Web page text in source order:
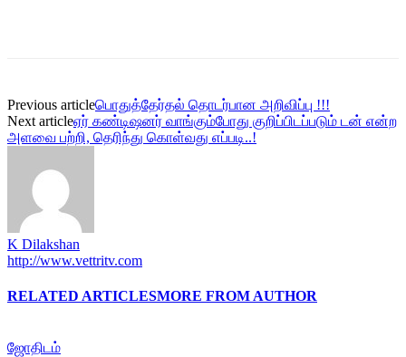
Previous articleபொதுத்தேர்தல் தொடர்பான அறிவிப்பு !!!
Next articleஏர் கண்டிஷனர் வாங்கும்போது குறிப்பிடப்படும் டன் என்ற
அளவை பற்றி, தெரிந்து கொள்வது எப்படி..!
K Dilakshan
http://www.vettritv.com
RELATED ARTICLESMORE FROM AUTHOR
ஜோதிடம்